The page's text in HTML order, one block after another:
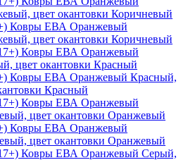
Ковры ЕВА Оранжевый
цвет окантовки Коричневый
Ковры ЕВА Оранжевый Красный,
Красный
Ковры ЕВА Оранжевый
цвет окантовки Оранжевый